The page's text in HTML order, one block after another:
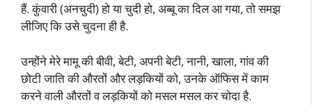
हैं. कुंवारी (अनचुदी) हो या चुदी हो, अब्बू का दिल आ गया, तो समझ
लीजिए कि उसे चुदना ही है.
उन्होंने मेरे मामू की बीवी, बेटी, अपनी बेटी, नानी, खाला, गांव की
छोटी जाति की औरतों और लड़कियों को, उनके ऑफिस में काम
करने वाली औरतों व लड़कियों को मसल मसल कर चोदा है.